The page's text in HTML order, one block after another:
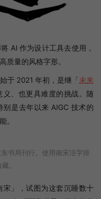
AI 作为设计工具去使用，
质量的风格字形。
于 2021 年初，是继「未来
义、也更具难度的挑战。随
是去年以来 AIGC 技术的
。
书局刊行。使用南宋活字排
。
宋」，试图为这套沉睡数十